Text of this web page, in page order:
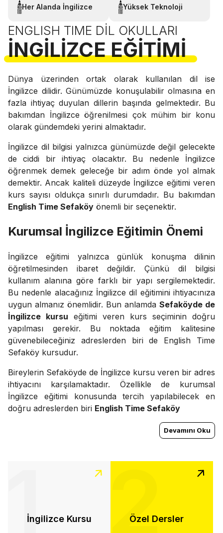
Her Alanda İngilizce Yüksek Teknoloji
ENGLISH TIME DIL OKULLARI
İNGILIZCE EĞITIMI
Dünya üzerinden ortak olarak kullanılan dil ise
İngilizce dilidir. Günümüzde konuşulabilir olmasına en
fazla ihtiyaç duyulan dillerin başında gelmektedir. Bu
bakımdan İngilizce öğrenilmesi çok mühim bir konu
olarak gündemdeki yerini almaktadır.
İngilizce dil bilgisi yalnızca günümüzde değil gelecekte
de ciddi bir ihtiyaç olacaktır. Bu nedenle İngilizce
öğrenmek demek geleceğe bir adım önde yol almak
demektir. Ancak kaliteli düzeyde İngilizce eğitimi veren
kurs sayısı oldukça sınırlı durumdadır. Bu bakımdan
English Time Sefaköy önemli bir seçenektir.
Kurumsal İngilizce Eğitimin Önemi
İngilizce eğitimi yalnızca günlük konuşma dilinin
öğretilmesinden ibaret değildir. Çünkü dil bilgisi
kullanım alanına göre farklı bir yapı sergilemektedir.
Bu nedenle alacağınız İngilizce dil eğitimini ihtiyacınıza
uygun almanız önemlidir. Bun anlamda Sefaköyde de
İngilizce kursu eğitimi veren kurs seçiminin doğru
yapılması gerekir. Bu noktada eğitim kalitesine
güvenebileceğiniz adreslerden biri de English Time
Sefaköy kursudur.
Bireylerin Sefaköyde de İngilizce kursu veren bir adres
ihtiyacını karşılamaktadır. Özellikle de kurumsal
İngilizce eğitimi konusunda tercih yapılabilecek en
doğru adreslerden biri English Time Sefaköy
Devamını Oku
İngilizce Kursu
1 Özel Dersler
2